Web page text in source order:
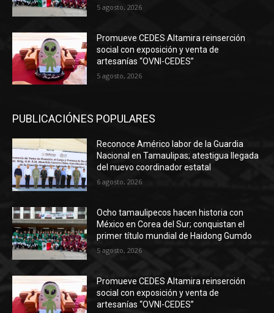
5 agosto, 2026
Promueve CEDES Altamira reinserción
social con exposición y venta de
artesanías “OVNI-CEDES”
5 agosto, 2026
PUBLICACIÓNES POPULARES
Reconoce Américo labor de la Guardia
Nacional en Tamaulipas; atestigua llegada
del nuevo coordinador estatal
6 agosto, 2026
Ocho tamaulipecos hacen historia con
México en Corea del Sur; conquistan el
primer título mundial de Haidong Gumdo
5 agosto, 2026
Promueve CEDES Altamira reinserción
social con exposición y venta de
artesanías “OVNI-CEDES”